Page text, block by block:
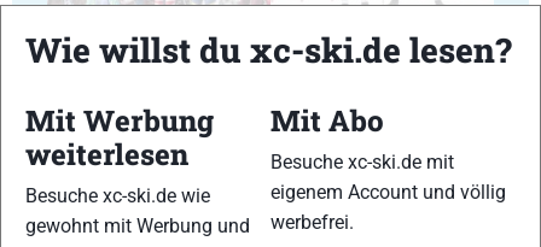
25 26
27
Wie willst du xc-ski.de lesen?
Mit Werbung
weiterlesen
Besuche xc-ski.de wie
gewohnt mit Werbung und
Mit Abo
Besuche xc-ski.de mit
eigenem Account und völlig
werbefrei.